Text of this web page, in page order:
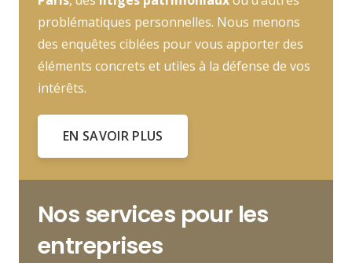
problématiques personnelles. Nous menons
des enquêtes ciblées pour vous apporter des
éléments concrets et utiles à la défense de vos
intérêts.
EN SAVOIR PLUS
Nos services pour les
entreprises